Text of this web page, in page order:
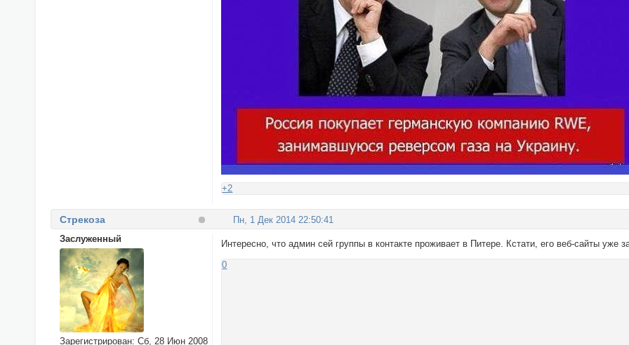
+2
Пн, 1 Дек 2014 22:50:41
Стрекоза
Заслуженный
Зарегистрирован: Сб, 28 Июн 2008
Интересно, что админ сей группы в контакте проживает в Питере. Кстати, его веб-сайты уже
0